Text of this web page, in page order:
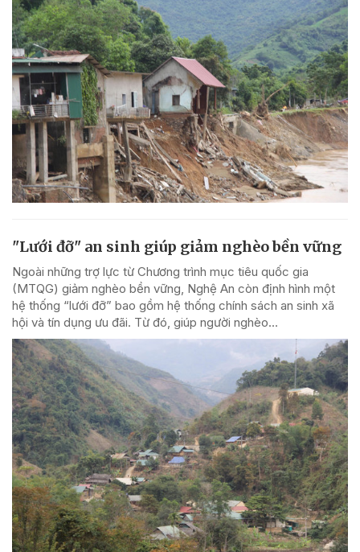
"Lưới đỡ" an sinh giúp giảm nghèo bền vững
Ngoài những trợ lực từ Chương trình mục tiêu quốc gia
(MTQG) giảm nghèo bền vững, Nghệ An còn định hình một
hệ thống “lưới đỡ” bao gồm hệ thống chính sách an sinh xã
hội và tín dụng ưu đãi. Từ đó, giúp người nghèo...